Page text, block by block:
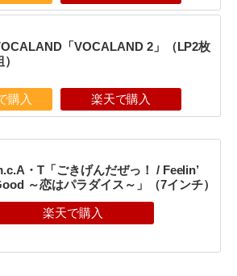
「VOCALAND 2」（LP2枚
購入 楽天で購入
・T「ごきげんだぜっ！ / Feelin’
～恋はパラダイス～」（7インチ）